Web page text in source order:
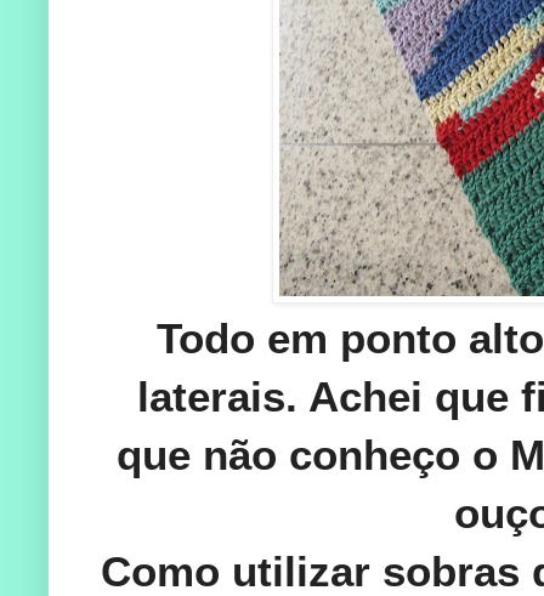
Todo em ponto
laterais. Achei que
que não conheço o
Como utilizar sobras